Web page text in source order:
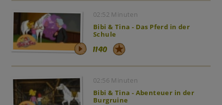
02:52 Minuten
Bibi & Tina - Das Pferd in der
Schule
1140
02:56 Minuten
Bibi & Tina - Abenteuer in der
Burgruine